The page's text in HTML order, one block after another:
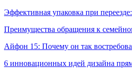
Эффективная упаковка при
Преимущества обращения к
Айфон 15: Почему он так
6 инновационных идей дизайна